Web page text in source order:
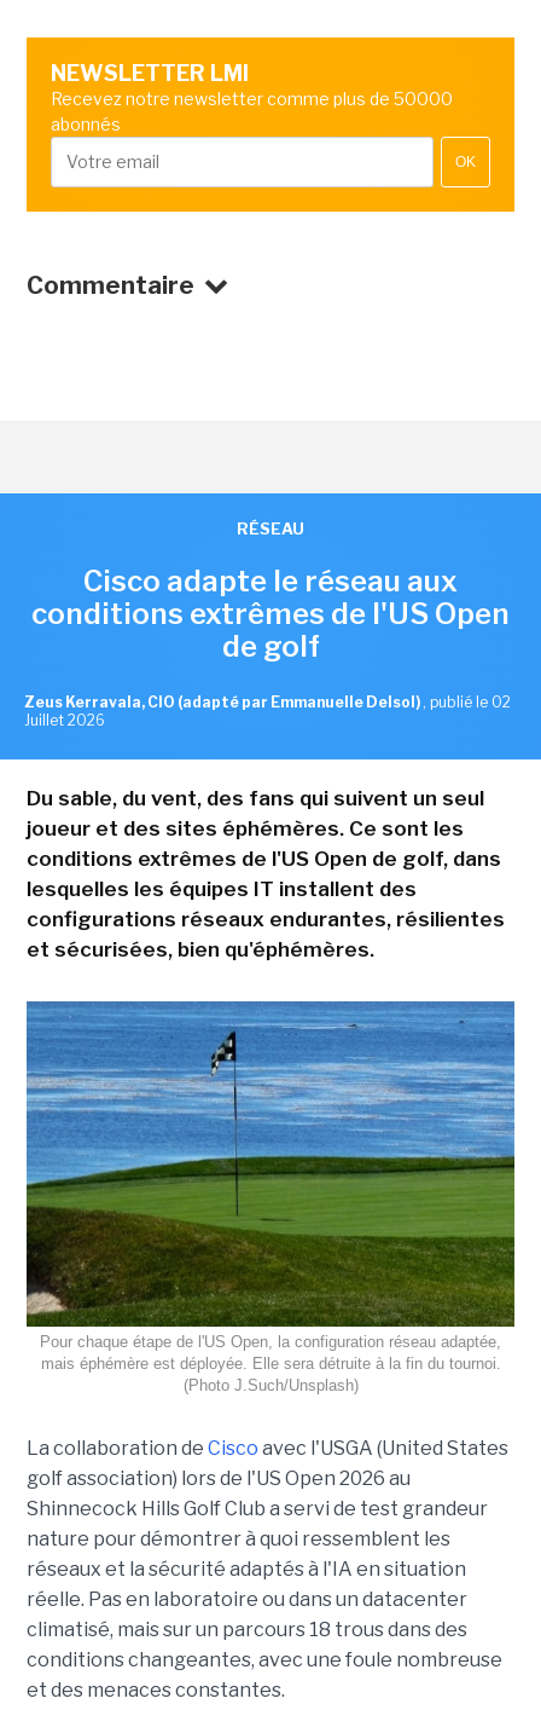
NEWSLETTER LMI
Recevez notre newsletter comme plus de 50000
abonnés
OK
Commentaire
RÉSEAU
Cisco adapte le réseau aux
conditions extrêmes de l'US Open
de golf
Zeus Kerravala, CIO (adapté par Emmanuelle Delsol) , publié le 02
Juillet 2026
Du sable, du vent, des fans qui suivent un seul
joueur et des sites éphémères. Ce sont les
conditions extrêmes de l'US Open de golf, dans
lesquelles les équipes IT installent des
configurations réseaux endurantes, résilientes
et sécurisées, bien qu'éphémères.
Pour chaque étape de l'US Open, la configuration réseau adaptée,
mais éphémère est déployée. Elle sera détruite à la fin du tournoi.
(Photo J.Such/Unsplash)
La collaboration de Cisco avec l'USGA (United States
golf association) lors de l'US Open 2026 au
Shinnecock Hills Golf Club a servi de test grandeur
nature pour démontrer à quoi ressemblent les
réseaux et la sécurité adaptés à l'IA en situation
réelle. Pas en laboratoire ou dans un datacenter
climatisé, mais sur un parcours 18 trous dans des
conditions changeantes, avec une foule nombreuse
et des menaces constantes.